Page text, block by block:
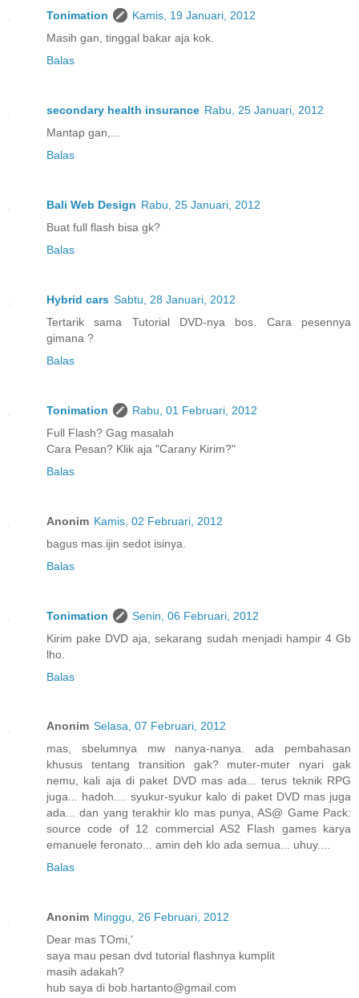
Tonimation
Kamis, 19 Januari, 2012
Masih gan, tinggal bakar aja kok.
Balas
secondary health insurance Rabu, 25 Januari, 2012
Mantap gan,...
Balas
Bali Web Design Rabu, 25 Januari, 2012
Buat full flash bisa gk?
Balas
Hybrid cars Sabtu, 28 Januari, 2012
Tertarik sama Tutorial DVD-nya bos. Cara pesennya
gimana ?
Balas
Tonimation
Rabu, 01 Februari, 2012
Full Flash? Gag masalah
Cara Pesan? Klik aja "Carany Kirim?"
Balas
Anonim Kamis, 02 Februari, 2012
bagus mas.ijin sedot isinya.
Balas
Tonimation
Senin, 06 Februari, 2012
Kirim pake DVD aja, sekarang sudah menjadi hampir 4 Gb
lho.
Balas
Anonim Selasa, 07 Februari, 2012
mas, sbelumnya mw nanya-nanya. ada pembahasan
khusus tentang transition gak? muter-muter nyari gak
nemu, kali aja di paket DVD mas ada... terus teknik RPG
juga... hadoh.... syukur-syukur kalo di paket DVD mas juga
ada... dan yang terakhir klo mas punya, AS@ Game Pack:
source code of 12 commercial AS2 Flash games karya
emanuele feronato... amin deh klo ada semua... uhuy....
Balas
Anonim Minggu, 26 Februari, 2012
Dear mas TOmi,'
saya mau pesan dvd tutorial flashnya kumplit
masih adakah?
hub saya di bob.hartanto@gmail.com